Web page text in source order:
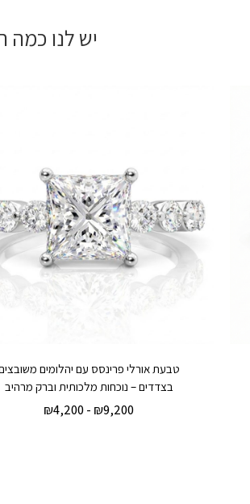
יש לנו כמה
טבעת אורלי פרינסס עם יהלומים
בצדדים – נוכחות מלכותית וברק מרהיב
₪4,200- ₪9,200